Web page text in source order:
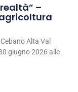
–
Alta Val
giugno 2026 alle